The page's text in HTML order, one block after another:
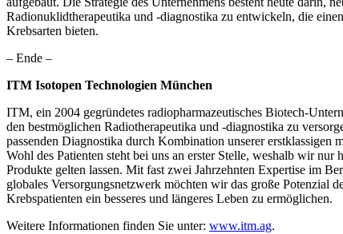
Radionuklidtherapeutika und -diagnostika zu entwickeln, die
Krebsarten bieten.
– Ende –
ITM Isotopen Technologien München
ITM, ein 2004 gegründetes radiopharmazeutisches Biotech-
den bestmöglichen Radiotherapeutika und -diagnostika zu
passenden Diagnostika durch Kombination unserer
Wohl des Patienten steht bei uns an erster Stelle, weshalb wir
Produkte gelten lassen. Mit fast zwei Jahrzehnten Expertise im
globales Versorgungsnetzwerk möchten wir das große Potenzial
Krebspatienten ein besseres und längeres Leben zu ermöglichen.
Weitere Informationen finden Sie unter: www.itm.ag.